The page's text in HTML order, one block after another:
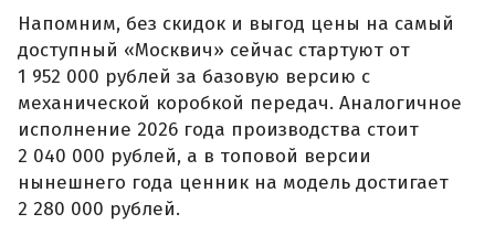
Напомним, без скидок и выгод цены на самый
доступный «Москвич» сейчас стартуют от
1 952 000 рублей за базовую версию с
механической коробкой передач. Аналогичное
исполнение 2026 года производства стоит
2 040 000 рублей, а в топовой версии
нынешнего года ценник на модель достигает
2 280 000 рублей.